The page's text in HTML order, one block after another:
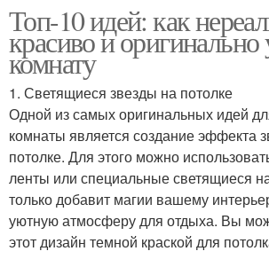
Топ-10 идей: как
красиво и оригинально
комнату
1. Светящиеся звезды на потолке
Одной из самых оригинальных идей
комнаты является создание эффекта
потолке. Для этого можно
ленты или специальные светящиеся
только добавит магии вашему
уютную атмосферу для отдыха. Вы
этот дизайн темной краской для